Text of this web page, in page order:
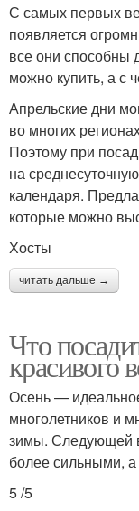
С самых первых
появляется
все они способны
можно купить, а с
Апрельские дни
во многих
Поэтому при
на
календаря.
которые можно
Хосты
читать дальше →
Что
красивого
Осень —
многолетников и
зимы. Следующей
более сильными,
5 /5